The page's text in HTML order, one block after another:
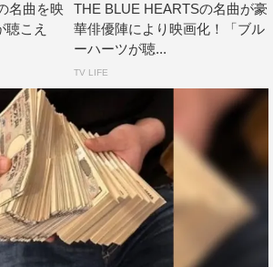
ニオン
：株式会社トライエム、株式会社ワー
ジャパン
名曲を映
こえ
THE BLUE HEARTSの名曲が豪
華俳優陣により映画化！「ブル
ーハーツが聴...
TV LIFE